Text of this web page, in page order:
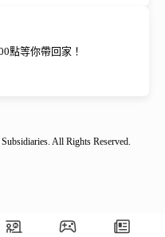
點等你帶回家！
All Rights Reserved.